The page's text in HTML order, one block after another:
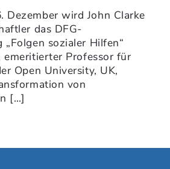
Dezember wird John Clarke
das DFG-
sozialer Hilfen“
emeritierter Professor für
Open University, UK,
von
[…]